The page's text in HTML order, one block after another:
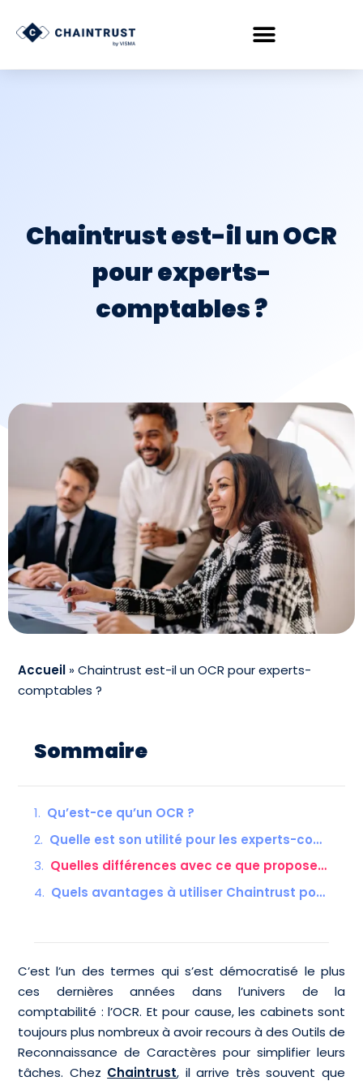
Chaintrust est-il un OCR
pour experts-
comptables ?
Accueil »Chaintrust est-il un OCR pour experts-
comptables ?
Sommaire
Qu’est-ce qu’un OCR ?
Quelle est son utilité pour les experts-comptables ?
Quelles différences avec ce que propose Chaintrust ?
Quels avantages à utiliser Chaintrust pour votre cabinet comptable ?
C’est l’un des termes qui s’est démocratisé le plus
ces dernières années dans l’univers de la
comptabilité : l’OCR. Et pour cause, les cabinets sont
toujours plus nombreux à avoir recours à des Outils de
Reconnaissance de Caractères pour simplifier leurs
tâches. Chez Chaintrust, il arrive très souvent que